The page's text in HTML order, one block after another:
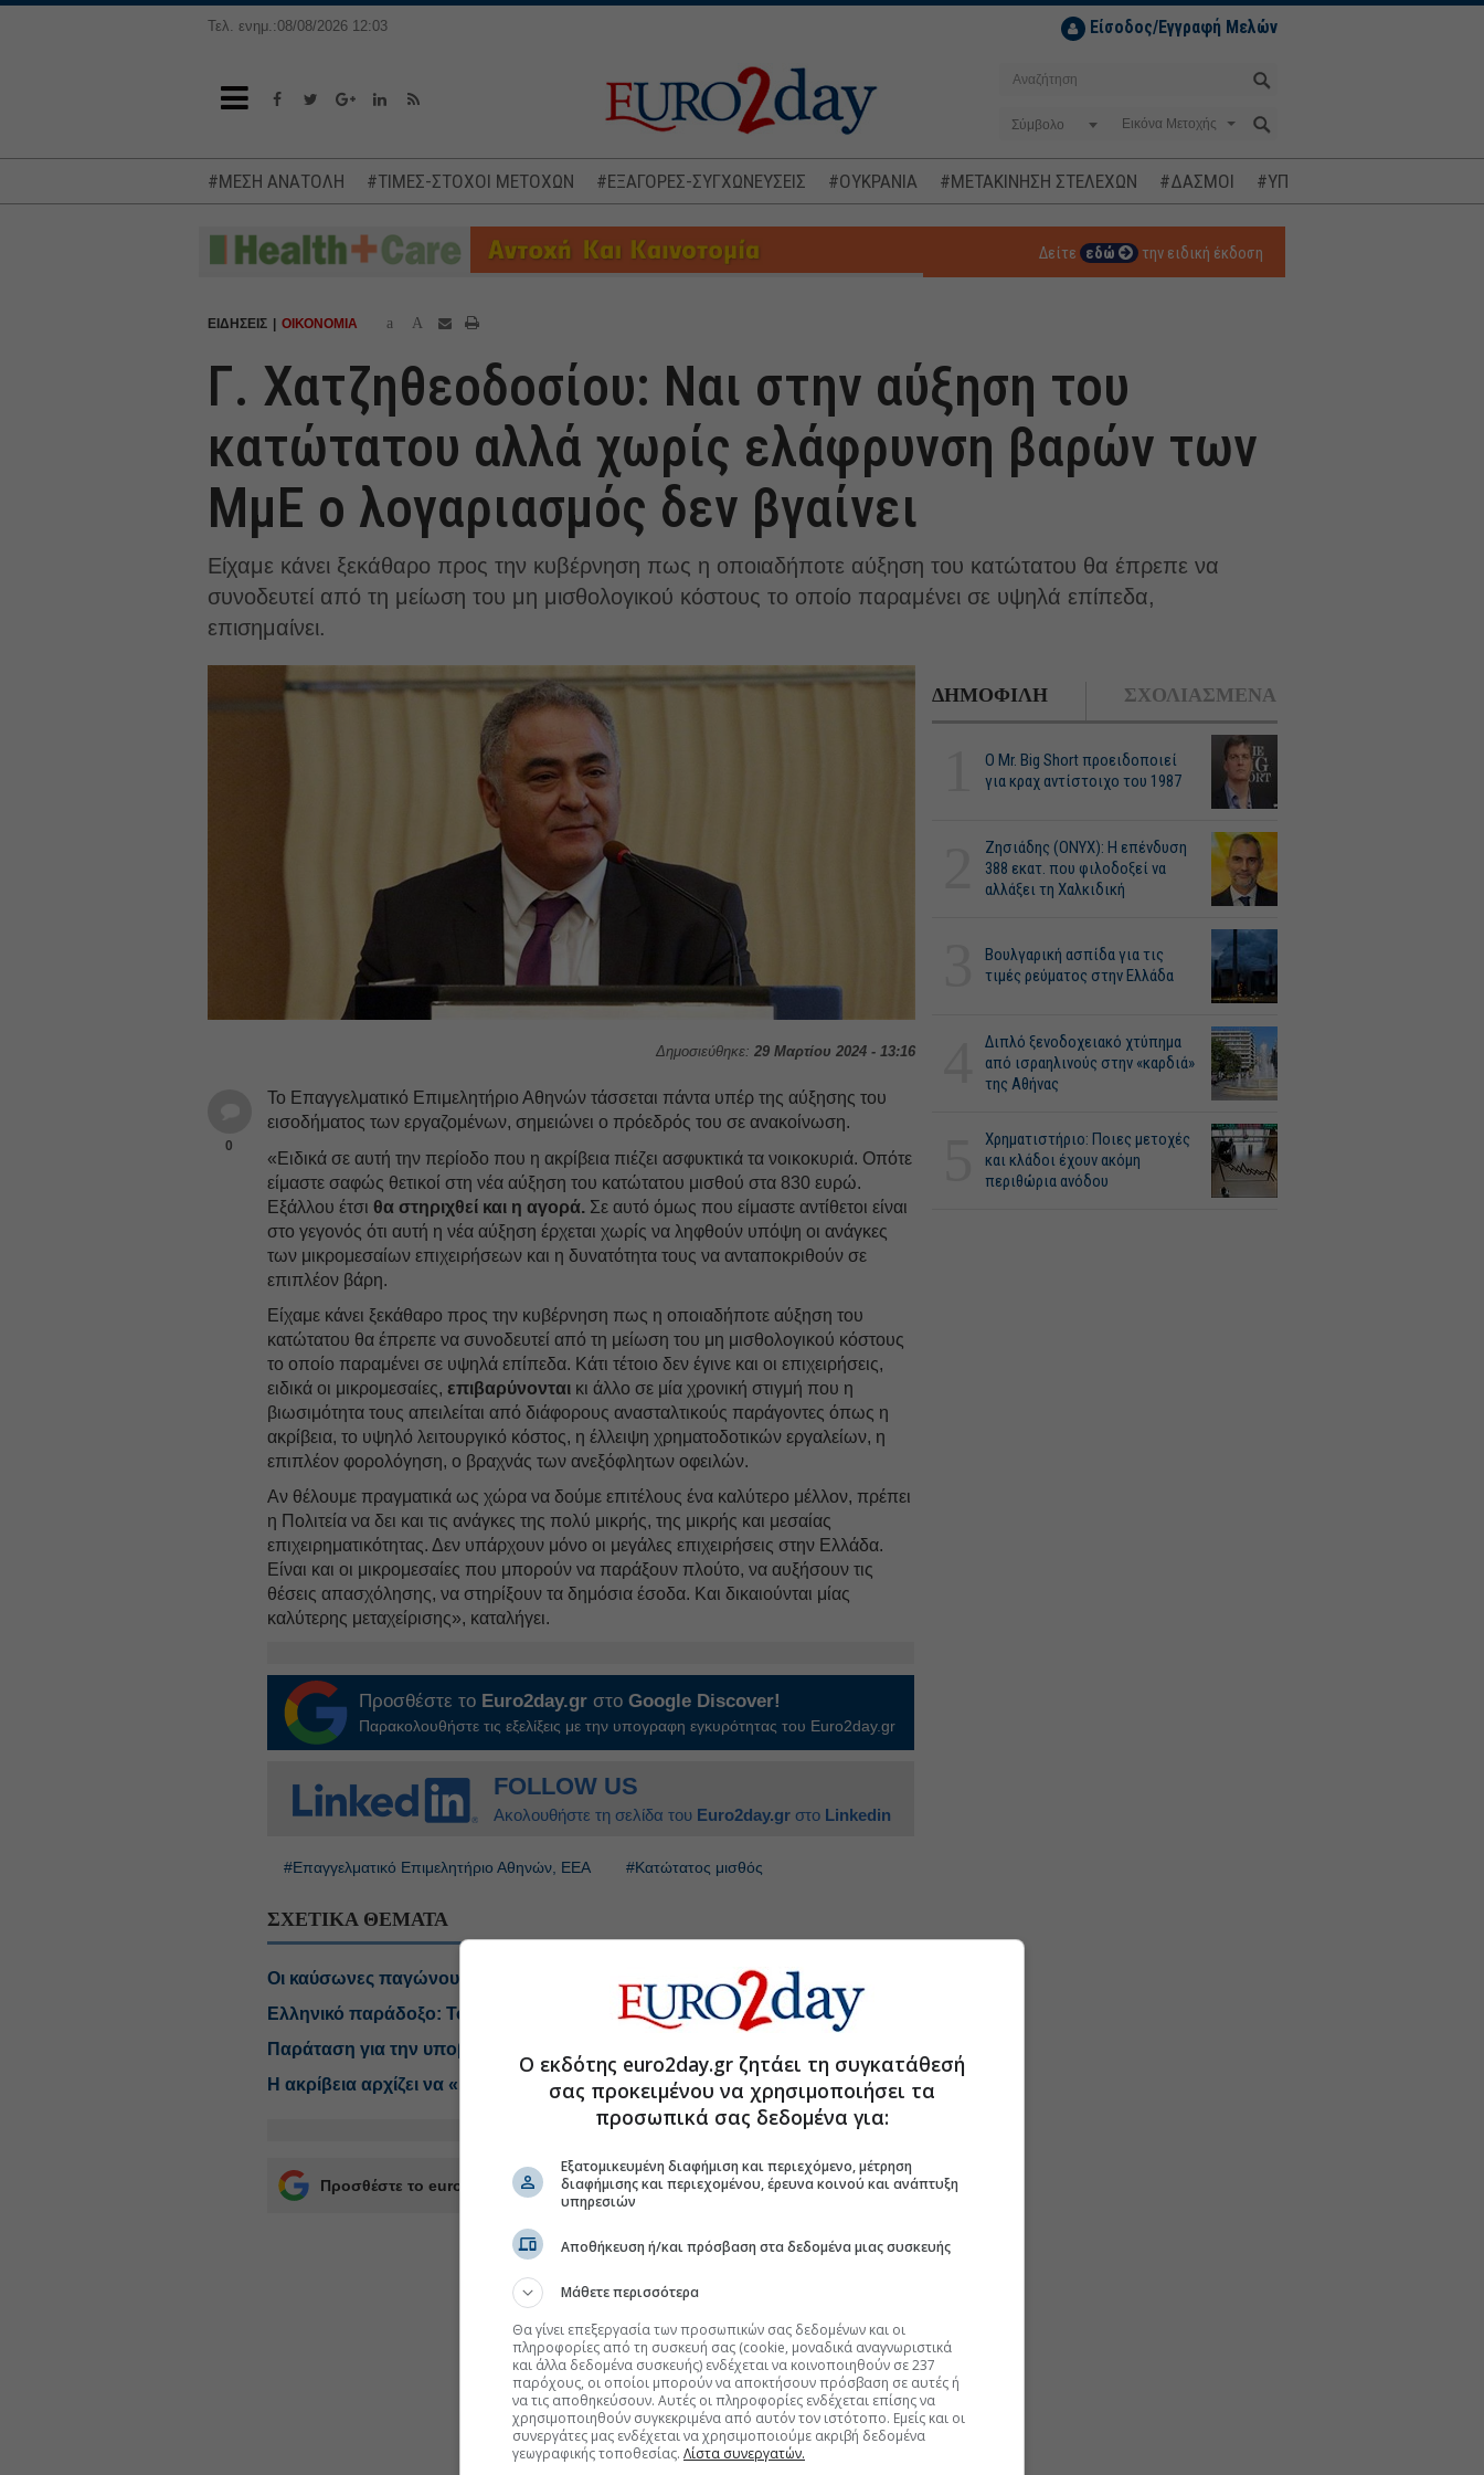
Τελ. ενημ.:08/08/2026 12:03 Είσοδος/Εγγραφή Μελών
Σύμβολο
#ΜΕΣΗ ΑΝΑΤΟΛΗ #ΤΙΜΕΣ-ΣΤΟΧΟΙ ΜΕΤΟΧΩΝ #ΕΞΑΓΟΡΕΣ-ΣΥΓΧΩΝΕΥΣΕΙΣ #ΟΥΚΡΑΝΙΑ #ΜΕΤΑΚΙΝΗΣΗ ΣΤΕΛΕΧΩΝ #ΔΑΣΜΟΙ #ΥΠΟΚΛΟΠΕΣ
Δείτε εδώ την ειδική έκδοση
ΕΙΔΗΣΕΙΣ ΟΙΚΟΝΟΜΙΑ a A
Γ. Χατζηθεοδοσίου: Ναι στην αύξηση του
κατώτατου αλλά χωρίς ελάφρυνση βαρών των
ΜμΕ ο λογαριασμός δεν βγαίνει
Είχαμε κάνει ξεκάθαρο προς την κυβέρνηση πως η οποιαδήποτε αύξηση του κατώτατου θα έπρεπε να
συνοδευτεί από τη μείωση του μη μισθολογικού κόστους το οποίο παραμένει σε υψηλά επίπεδα,
επισημαίνει.
Δημοσιεύθηκε: 29 Μαρτίου 2024 - 13:16
0
Το Επαγγελματικό Επιμελητήριο Αθηνών τάσσεται πάντα υπέρ της αύξησης του
εισοδήματος των εργαζομένων, σημειώνει ο πρόεδρός του σε ανακοίνωση.
«Ειδικά σε αυτή την περίοδο που η ακρίβεια πιέζει ασφυκτικά τα νοικοκυριά. Οπότε
είμαστε σαφώς θετικοί στη νέα αύξηση του κατώτατου μισθού στα 830 ευρώ.
Εξάλλου έτσι θα στηριχθεί και η αγορά. Σε αυτό όμως που είμαστε αντίθετοι είναι
στο γεγονός ότι αυτή η νέα αύξηση έρχεται χωρίς να ληφθούν υπόψη οι ανάγκες
των μικρομεσαίων επιχειρήσεων και η δυνατότητα τους να ανταποκριθούν σε
επιπλέον βάρη.
Είχαμε κάνει ξεκάθαρο προς την κυβέρνηση πως η οποιαδήποτε αύξηση του
κατώτατου θα έπρεπε να συνοδευτεί από τη μείωση του μη μισθολογικού κόστους
το οποίο παραμένει σε υψηλά επίπεδα. Κάτι τέτοιο δεν έγινε και οι επιχειρήσεις,
ειδικά οι μικρομεσαίες,επιβαρύνονται κι άλλο σε μία χρονική στιγμή που η
βιωσιμότητα τους απειλείται από διάφορους ανασταλτικούς παράγοντες όπως η
ακρίβεια, το υψηλό λειτουργικό κόστος, η έλλειψη χρηματοδοτικών εργαλείων, η
επιπλέον φορολόγηση, ο βραχνάς των ανεξόφλητων οφειλών.
Αν θέλουμε πραγματικά ως χώρα να δούμε επιτέλους ένα καλύτερο μέλλον, πρέπει
η Πολιτεία να δει και τις ανάγκες της πολύ μικρής, της μικρής και μεσαίας
επιχειρηματικότητας. Δεν υπάρχουν μόνο οι μεγάλες επιχειρήσεις στην Ελλάδα.
Είναι και οι μικρομεσαίες που μπορούν να παράξουν πλούτο, να αυξήσουν τις
θέσεις απασχόλησης, να στηρίξουν τα δημόσια έσοδα. Και δικαιούνται μίας
καλύτερης μεταχείρισης», καταλήγει.
Προσθέστε το Euro2day.gr στοGoogle Discover!
Παρακολουθήστε τις εξελίξεις με την υπογραφη εγκυρότητας του Euro2day.gr
FOLLOW US
Ακολουθήστε τη σελίδα του Euro2day.gr στο Linkedin
#Επαγγελματικό Επιμελητήριο Αθηνών, ΕΕΑ #Κατώτατος μισθός
ΣΧΕΤΙΚΑ ΘΕΜΑΤΑ
Οι καύσωνες παγώνουν τους μισθούς και ζεσταίνουν την ακρίβεια
Ελληνικό παράδοξο: Το ΧΑ στα 187 δισ., ο διάμεσος μισθός στα €18.000
Παράταση για την υποβολή φορολογικών δηλώσεων ζητάει το ΕΕΑ
Η ακρίβεια αρχίζει να «κόβει» την ανάπτυξη της οικονομίας
Προσθέστε το euro2day.gr στο Discover
ΔΗΜΟΦΙΛΗ ΣΧΟΛΙΑΣΜΕΝΑ
O Mr. Big Short προειδοποιεί
για κραχ αντίστοιχο του 1987
Ζησιάδης (ONYX): Η επένδυση
388 εκατ. που φιλοδοξεί να
αλλάξει τη Χαλκιδική
Βουλγαρική ασπίδα για τις
τιμές ρεύματος στην Ελλάδα
Διπλό ξενοδοχειακό χτύπημα
από ισραηλινούς στην «καρδιά»
της Αθήνας
Χρηματιστήριο: Ποιες μετοχές
και κλάδοι έχουν ακόμη
περιθώρια ανόδου
Ο εκδότης euro2day.gr ζητάει τη συγκατάθεσή
σας προκειμένου να χρησιμοποιήσει τα
προσωπικά σας δεδομένα για:
Εξατομικευμένη διαφήμιση και περιεχόμενο, μέτρηση
διαφήμισης και περιεχομένου, έρευνα κοινού και ανάπτυξη
υπηρεσιών
Αποθήκευση ή/και πρόσβαση στα δεδομένα μιας συσκευής
Μάθετε περισσότερα
Θα γίνει επεξεργασία των προσωπικών σας δεδομένων και οι
πληροφορίες από τη συσκευή σας (cookie, μοναδικά αναγνωριστικά
και άλλα δεδομένα συσκευής) ενδέχεται να κοινοποιηθούν σε 237
παρόχους, οι οποίοι μπορούν να αποκτήσουν πρόσβαση σε αυτές ή
να τις αποθηκεύσουν. Αυτές οι πληροφορίες ενδέχεται επίσης να
χρησιμοποιηθούν συγκεκριμένα από αυτόν τον ιστότοπο. Εμείς και οι
συνεργάτες μας ενδέχεται να χρησιμοποιούμε ακριβή δεδομένα
γεωγραφικής τοποθεσίας. Λίστα συνεργατών.